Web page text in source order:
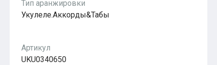
Популярное
Бесплатные
Тип аранжировки
Укулеле.Аккорды&Табы
Артикул
UKU0340650